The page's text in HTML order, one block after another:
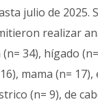
julio de 2025.
realizar
34), hígado
mama (n=
(n= 9), de